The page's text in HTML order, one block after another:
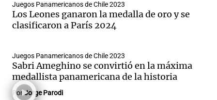
Juegos Panamericanos de Chile 2023
Los Leones ganaron la medalla de oro y se
clasificaron a París 2024
Juegos Panamericanos de Chile 2023
Sabri Ameghino se convirtió en la máxima
medallista panamericana de la historia
PorJorge Parodi
Notas
Mundial 2026
La Sole en